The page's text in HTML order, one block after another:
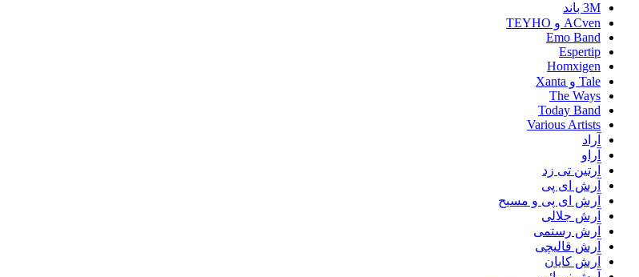
3M باند
ACven و TEYHO
Emo Band
Espertip
Homxigen
Tale و Xanta
The Ways
Today Band
Various Artists
آراد
آراو
آرتین تی زد
آرش ای پی
آرش ای پی و مسیح
آرش جلالی
آرش رستمی
آرش قالیچی
آرش کایان